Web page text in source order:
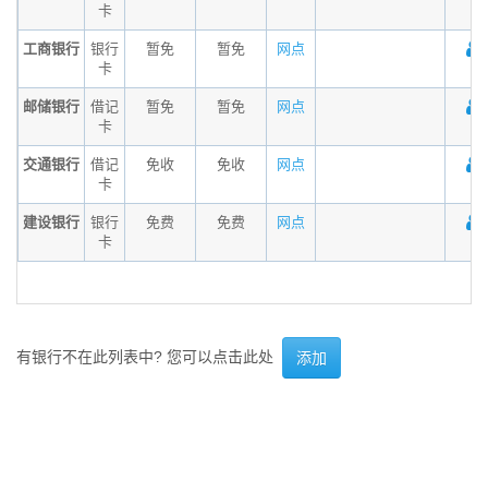
卡
工商银行
银行
卡
暂免 暂免 网点
邮储银行
借记
卡
暂免 暂免 网点
交通银行
借记
卡
免收 免收 网点
建设银行
银行
卡
免费 免费 网点
有银行不在此列表中? 您可以点击此处 添加